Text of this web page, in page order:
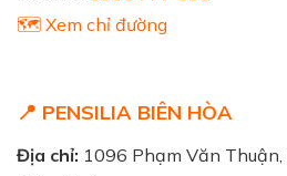
🗺️ Xem chỉ đường
📍 PENSILIA BIÊN HÒA
Địa chỉ: 1096 Phạm Văn